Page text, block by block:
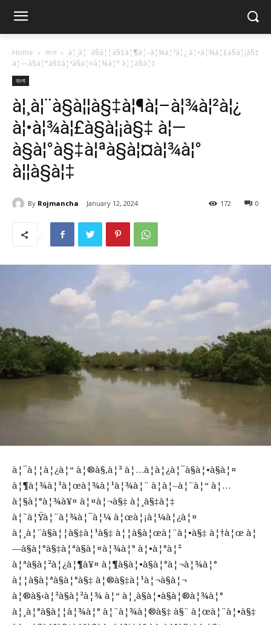
Home বাংলা
à¦¸à¦¨à§à¦¦à§‡à¦¶à¦–à¦¾à¦²à¦¿ à¦•à¦¾à¦£à§à¦¡à§‡
à¦—à§à¦°à§‡à¦ªà§à¦¤à¦¾à¦° à¦¦à§à¦‡
বাংলা
à¦¸à¦¨à§à¦¦à§‡à¦¶à¦–à¦¾à¦²à¦¿
à¦•à¦¾à¦£à§à¦¡à§‡ à¦—
à§à¦°à§‡à¦ªà§à¦¤à¦¾à¦°
à¦¦à§à¦‡
By Rojmancha January 12, 2024 0
172
à¦¯à¦¦à¦¿à¦“ à¦®à§‚à¦² à¦…à¦­à¦¿à¦¯à§à¦•à§à¦¤
à¦¶à¦¾à¦¹à¦œà¦¾à¦¹à¦¾à¦¨ à¦à¦–à¦¨à¦“ à¦…
à¦§à¦°à¦¾à¥¤ à¦¤à¦¬à§‡ à¦¸à§‡à¦‡
à¦˜à¦Ÿà¦¨à¦¾à¦¯à¦¼ à¦œà¦¡à¦¼à¦¿à¦¤
à¦¸à¦¨à§à¦¦à§‡à¦¹à§‡ à¦¦à§à¦œà¦¨à¦•à§‡ à¦†à¦œ à¦
—à§à¦°à§‡à¦ªà§à¦¤à¦¾à¦° à¦•à¦°à¦²
à¦ªà§à¦²à¦¿à¦¶à¥¤ à¦¶à§à¦•à§à¦°à¦¬à¦¾à¦°
à¦¦à§à¦ªà§à¦°à§‡ à¦®à§‡à¦¹à¦¬à§à¦¬
à¦®à§‹à¦²à§à¦²à¦¾ à¦“ à¦¸à§à¦•à§à¦®à¦¾à¦°
à¦¸à¦°à§à¦¦à¦¾à¦° à¦¨à¦¾à¦®à§‡ à§¨ à¦œà¦¨à¦•à§‡